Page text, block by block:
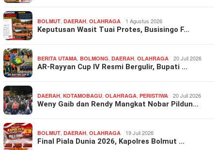
BOLMUT, DAERAH, OLAHRAGA 1 Agustus 2026
Keputusan Wasit Tuai Protes, Busisingo F…
BERITA UTAMA, BOLMONG, DAERAH, OLAHRAGA 20 Juli 2026
AR-Rayyan Cup IV Resmi Bergulir, Bupati …
DAERAH, KOTAMOBAGU, OLAHRAGA, PERISTIWA 20 Juli 2026
Weny Gaib dan Rendy Mangkat Nobar Pildun…
BOLMUT, DAERAH, OLAHRAGA 19 Juli 2026
Final Piala Dunia 2026, Kapolres Bolmut …